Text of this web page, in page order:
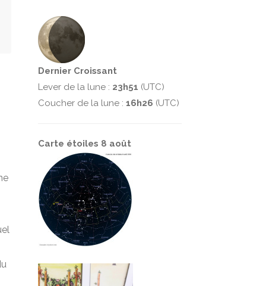
Dernier Croissant
Lever de la lune : 23h51 (UTC)
Coucher de la lune : 16h26 (UTC)
Carte étoiles 8 août